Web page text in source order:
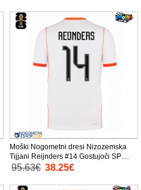
Moški Nogometni dresi Nizozemska
Tijjani Reijnders #14 Gostujoči SP
2026 Kratek Rokav
95.63€ 38.25€